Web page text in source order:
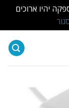
יהיו ארוכים